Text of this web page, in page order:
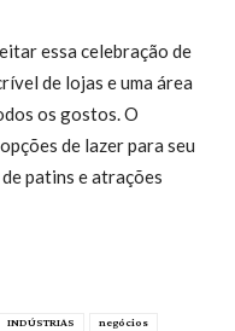
essa celebração de
de lojas e uma área
os gostos. O
de lazer para seu
patins e atrações
INDÚSTRIAS negócios